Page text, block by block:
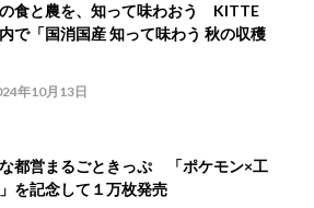
食と農を、知って味わおう KITTE
で「国消国産 知って味わう 秋の収穫
年10月13日
都営まるごときっぷ 「ポケモン×工
を記念して１万枚発売